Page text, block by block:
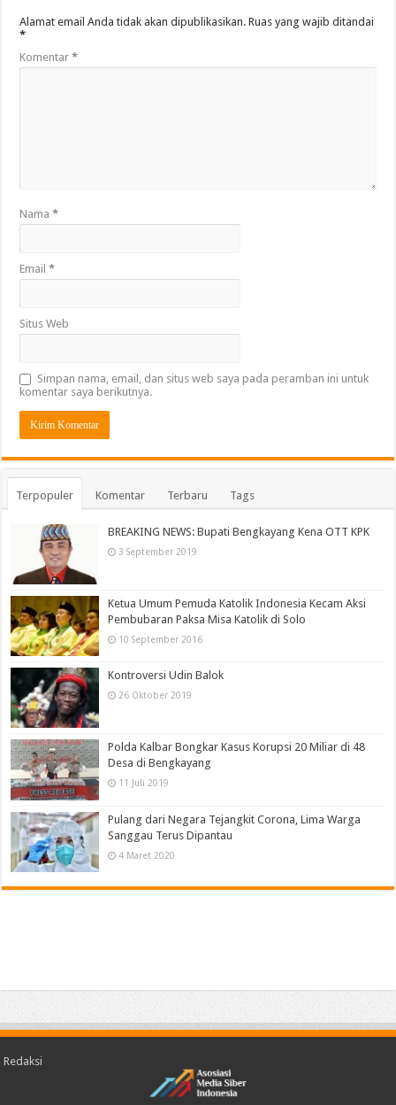
Alamat email Anda tidak akan dipublikasikan. Ruas yang wajib ditandai
*
Komentar*
Nama*
Email*
Situs Web
Simpan nama, email, dan situs web saya pada peramban ini untuk
komentar saya berikutnya.
Terpopuler Komentar Terbaru Tags
BREAKING NEWS: Bupati Bengkayang Kena OTT KPK
3 September 2019
Ketua Umum Pemuda Katolik Indonesia Kecam Aksi
Pembubaran Paksa Misa Katolik di Solo
10 September 2016
Kontroversi Udin Balok
26 Oktober 2019
Polda Kalbar Bongkar Kasus Korupsi 20 Miliar di 48
Desa di Bengkayang
11 Juli 2019
Pulang dari Negara Tejangkit Corona, Lima Warga
Sanggau Terus Dipantau
4 Maret 2020
Redaksi